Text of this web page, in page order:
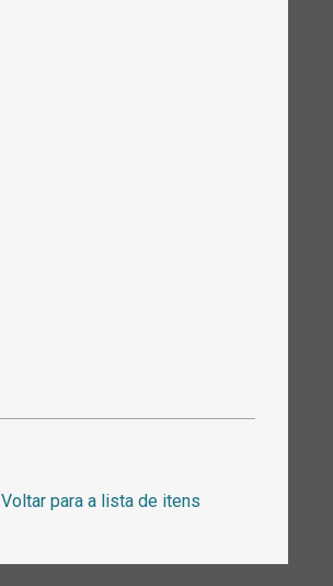
Voltar para a lista de itens